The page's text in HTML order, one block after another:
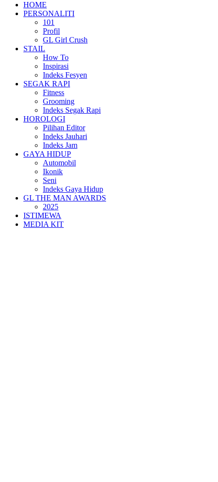
HOME
PERSONALITI
101
Profil
GL Girl Crush
STAIL
How To
Inspirasi
Indeks Fesyen
SEGAK RAPI
Fitness
Grooming
Indeks Segak Rapi
HOROLOGI
Pilihan Editor
Indeks Jauhari
Indeks Jam
GAYA HIDUP
Automobil
Ikonik
Seni
Indeks Gaya Hidup
GL THE MAN AWARDS
2025
ISTIMEWA
MEDIA KIT